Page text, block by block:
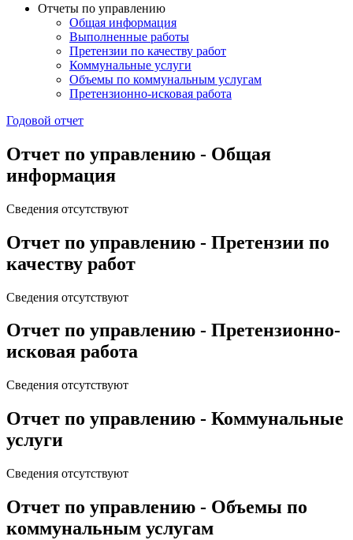
Отчеты по управлению
Общая информация
Выполненные работы
Претензии по качеству работ
Коммунальные услуги
Объемы по коммунальным услугам
Претензионно-исковая работа
Годовой отчет
Отчет по управлению - Общая
информация
Сведения отсутствуют
Отчет по управлению - Претензии по
качеству работ
Сведения отсутствуют
Отчет по управлению - Претензионно-
исковая работа
Сведения отсутствуют
Отчет по управлению - Коммунальные
услуги
Сведения отсутствуют
Отчет по управлению - Объемы по
коммунальным услугам